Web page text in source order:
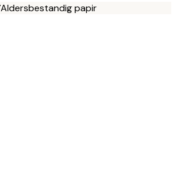
Aldersbestandig papir